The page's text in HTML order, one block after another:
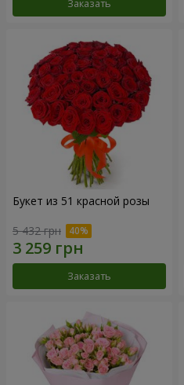
Заказать
Букет из 51 красной розы
5 432 грн
Заказать